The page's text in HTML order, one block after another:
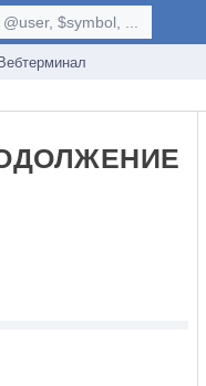
$symbol, ...